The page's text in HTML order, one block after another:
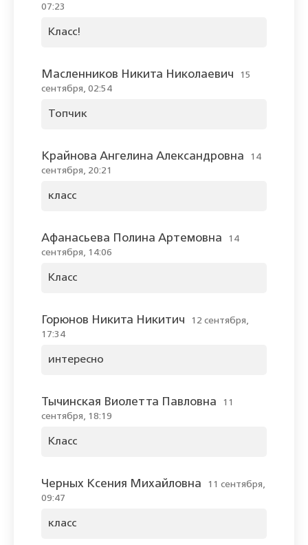
07:23
Класс!
Масленников Никита Николаевич
15
сентября, 02:54
Топчик
Крайнова Ангелина Александровна
14
сентября, 20:21
класс
Афанасьева Полина Артемовна
14
сентября, 14:06
Класс
Горюнов Никита Никитич
12 сентября,
17:34
интересно
Тычинская Виолетта Павловна
11
сентября, 18:19
Класс
Черных Ксения Михайловна
11 сентября,
09:47
класс